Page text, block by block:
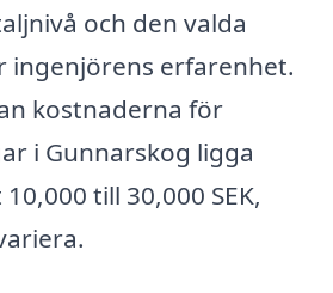
och den valda
ingenjörens erfarenhet.
kostnaderna för
i Gunnarskog ligga
till 30,000 SEK,